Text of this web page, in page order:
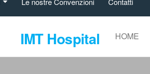
IMT Hospital HOME